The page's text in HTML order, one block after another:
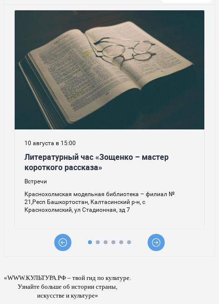
«WWW.КУЛЬТУРА.РФ – твой гид по культуре.
Узнайте больше об истории страны,
искусстве и культуре»